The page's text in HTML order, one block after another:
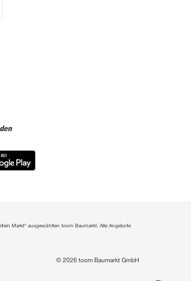
Markt" ausgewählten toom Baumarkt. Alle Angebote
© 2026 toom Baumarkt GmbH